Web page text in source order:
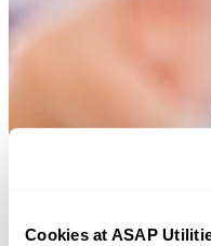
Cookies at ASAP